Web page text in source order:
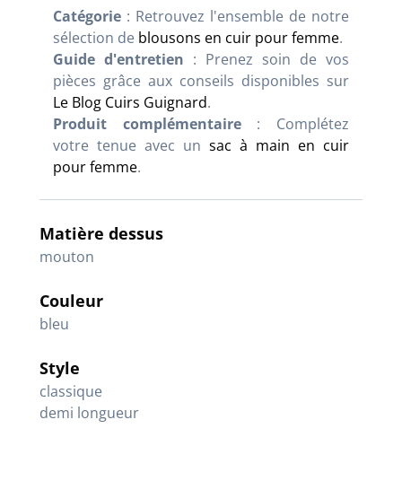
Catégorie : Retrouvez l'ensemble de notre
sélection de blousons en cuir pour femme.
Guide d'entretien : Prenez soin de vos
pièces grâce aux conseils disponibles sur
Le Blog Cuirs Guignard.
Produit complémentaire: Complétez
votre tenue avec un sac à main en cuir
pour femme.
Matière dessus
mouton
Couleur
bleu
Style
classique
demi longueur